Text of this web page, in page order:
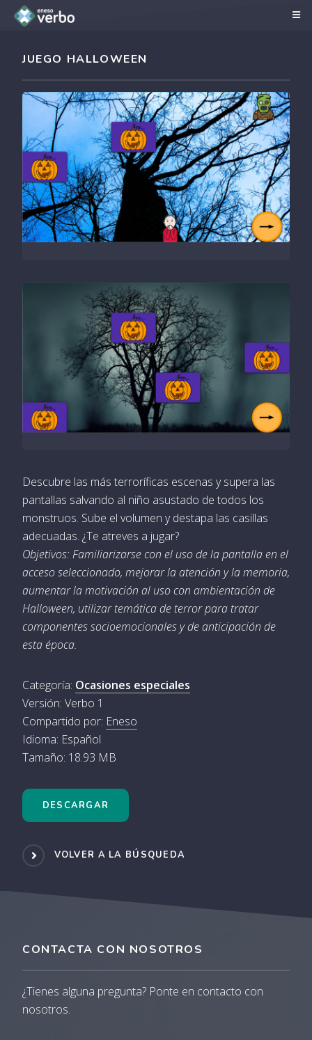
JUEGO HALLOWEEN
Descubre las más terroríficas escenas y supera las
pantallas salvando al niño asustado de todos los
monstruos. Sube el volumen y destapa las casillas
adecuadas. ¿Te atreves a jugar?
Objetivos: Familiarizarse con el uso de la pantalla en el
acceso seleccionado, mejorar la atención y la memoria,
aumentar la motivación al uso con ambientación de
Halloween, utilizar temática de terror para tratar
componentes socioemocionales y de anticipación de
esta época.
Categoría: Ocasiones especiales
Versión: Verbo 1
Compartido por: Eneso
Idioma: Español
Tamaño: 18.93 MB
DESCARGAR
VOLVER A LA BÚSQUEDA
CONTACTA CON NOSOTROS
¿Tienes alguna pregunta? Ponte en contacto con
nosotros.